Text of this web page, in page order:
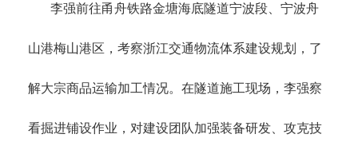
李强前往甬舟铁路金塘海底隧道宁波段、宁波舟
山港梅山港区，考察浙江交通物流体系建设规划，了
解大宗商品运输加工情况。在隧道施工现场，李强察
看掘进铺设作业，对建设团队加强装备研发、攻克技